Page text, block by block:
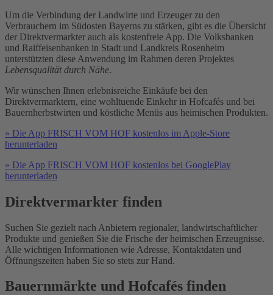
Um die Verbindung der Landwirte und Erzeuger zu den
Verbrauchern im Südosten Bayerns zu stärken, gibt es die Übersicht
der Direktvermarkter auch als kostenfreie App. Die Volksbanken
und Raiffeisenbanken in Stadt und Landkreis Rosenheim
unterstützten diese Anwendung im Rahmen deren Projektes
Lebensqualität durch Nähe.
Wir wünschen Ihnen erlebnisreiche Einkäufe bei den
Direktvermarktern, eine wohltuende Einkehr in Hofcafés und bei
Bauernherbstwirten und köstliche Menüs aus heimischen Produkten.
» Die App FRISCH VOM HOF kostenlos im Apple-Store
herunterladen
» Die App FRISCH VOM HOF kostenlos bei GooglePlay
herunterladen
Direktvermarkter finden
Suchen Sie gezielt nach Anbietern regionaler, landwirtschaftlicher
Produkte und genießen Sie die Frische der heimischen Erzeugnisse.
Alle wichtigen Informationen wie Adresse, Kontaktdaten und
Öffnungszeiten haben Sie so stets zur Hand.
Bauernmärkte und Hofcafés finden